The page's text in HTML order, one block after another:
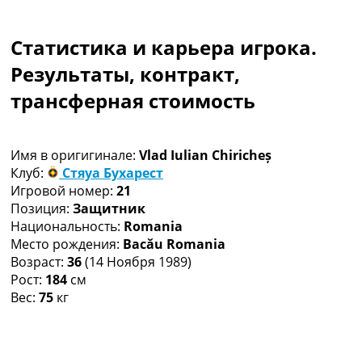
Чемпионат Мира
Украина. Премьер-Лига
Украина. Первая Лига
Лига Чемпионов
Другие Турниры >>>
Таблицы
Таблицы групп Чемпионата Мира
Украина. Премьер-Лига
Украина. Первая Лига
Лига Чемпионов. Таблицы групп
Англия. Премьер-Лига
Испания. Ла Лига
Статистика и карьера игрока.
Результаты, контракт,
трансферная стоимость
Имя в оригигинале: Vlad Iulian Chiricheș
Клуб:
Стяуа Бухарест
Игровой номер: 21
Позиция: Защитник
Национальность: Romania
Место рождения: Bacău Romania
Возраст: 36(14 Ноября 1989)
Рост: 184 см
Вес: 75 кг